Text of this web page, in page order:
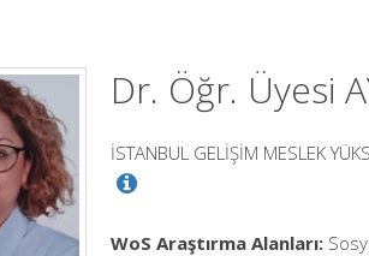
Dr. Öğr. Üyesi
İSTANBUL GELİŞİM MESLEK
WoS Araştırma Alanları: